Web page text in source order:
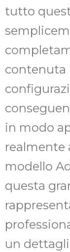
tutto
contenuta
in modo
realmente
modello
questa
un